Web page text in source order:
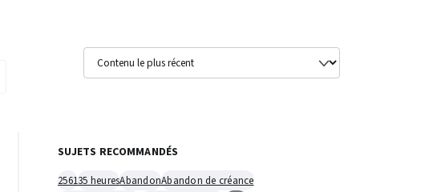
SUJETS RECOMMANDÉS
256135 heuresAbandonAbandon de créance